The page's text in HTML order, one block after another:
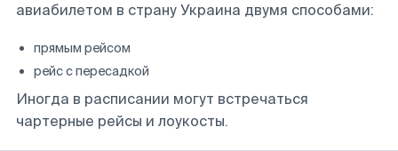
авиабилетом в страну Украина двумя способами:
прямым рейсом
рейс с пересадкой
Иногда в расписании могут встречаться
чартерные рейсы и лоукосты.